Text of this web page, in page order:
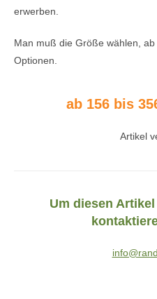
erwerben.
Man muß die Größe wählen,
Optionen.
ab 156 bis
Artikel
Um diesen